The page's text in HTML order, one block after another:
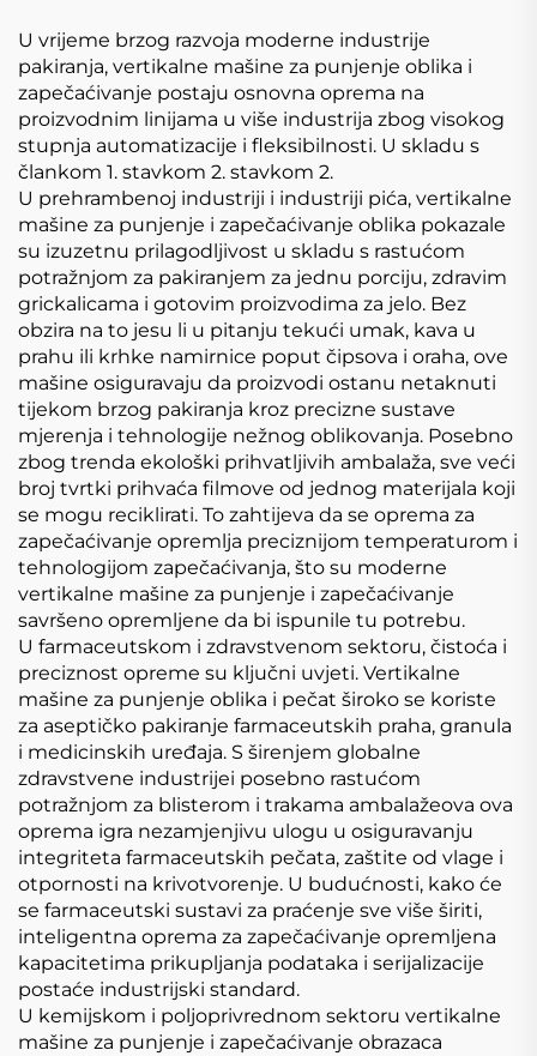
U vrijeme brzog razvoja moderne industrije
pakiranja, vertikalne mašine za punjenje oblika i
zapečaćivanje postaju osnovna oprema na
proizvodnim linijama u više industrija zbog visokog
stupnja automatizacije i fleksibilnosti. U skladu s
člankom 1. stavkom 2. stavkom 2.
U prehrambenoj industriji i industriji pića, vertikalne
mašine za punjenje i zapečaćivanje oblika pokazale
su izuzetnu prilagodljivost u skladu s rastućom
potražnjom za pakiranjem za jednu porciju, zdravim
grickalicama i gotovim proizvodima za jelo. Bez
obzira na to jesu li u pitanju tekući umak, kava u
prahu ili krhke namirnice poput čipsova i oraha, ove
mašine osiguravaju da proizvodi ostanu netaknuti
tijekom brzog pakiranja kroz precizne sustave
mjerenja i tehnologije nežnog oblikovanja. Posebno
zbog trenda ekološki prihvatljivih ambalaža, sve veći
broj tvrtki prihvaća filmove od jednog materijala koji
se mogu reciklirati. To zahtijeva da se oprema za
zapečaćivanje opremlja preciznijom temperaturom i
tehnologijom zapečaćivanja, što su moderne
vertikalne mašine za punjenje i zapečaćivanje
savršeno opremljene da bi ispunile tu potrebu.
U farmaceutskom i zdravstvenom sektoru, čistoća i
preciznost opreme su ključni uvjeti. Vertikalne
mašine za punjenje oblika i pečat široko se koriste
za aseptičko pakiranje farmaceutskih praha, granula
i medicinskih uređaja. S širenjem globalne
zdravstvene industrijei posebno rastućom
potražnjom za blisterom i trakama ambalažeova ova
oprema igra nezamjenjivu ulogu u osiguravanju
integriteta farmaceutskih pečata, zaštite od vlage i
otpornosti na krivotvorenje. U budućnosti, kako će
se farmaceutski sustavi za praćenje sve više širiti,
inteligentna oprema za zapečaćivanje opremljena
kapacitetima prikupljanja podataka i serijalizacije
postaće industrijski standard.
U kemijskom i poljoprivrednom sektoru vertikalne
mašine za punjenje i zapečaćivanje obrazaca